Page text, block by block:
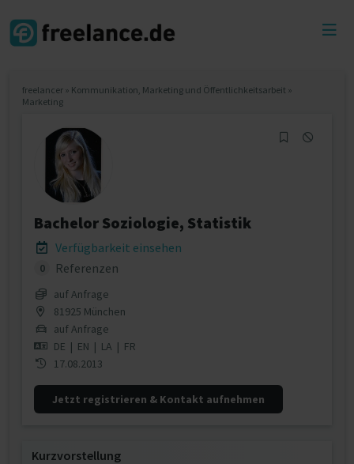
freelancer » Kommunikation, Marketing und Öffentlichkeitsarbeit »
Marketing
Bachelor Soziologie, Statistik
Verfügbarkeit einsehen
0 Referenzen
auf Anfrage
81925 München
auf Anfrage
DE | EN | LA | FR
17.08.2013
Jetzt registrieren & Kontakt aufnehmen
Kurzvorstellung